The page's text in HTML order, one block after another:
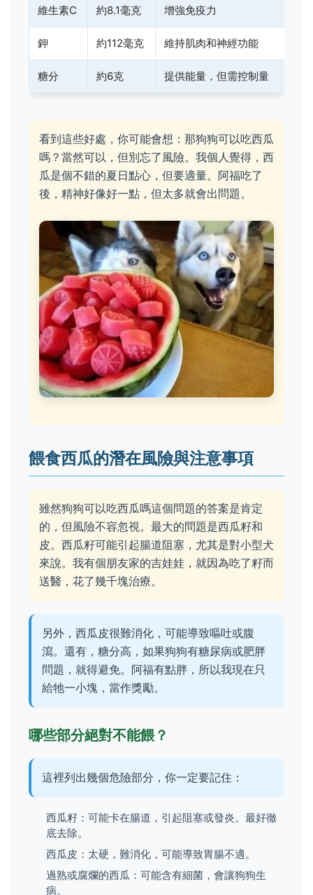
維生素C 約8.1毫克 增強免疫力
鉀 約112毫克 維持肌肉和神經功能
糖分 約6克 提供能量，但需控制量
看到這些好處，你可能會想：那狗狗可以吃西瓜
嗎？當然可以，但別忘了風險。我個人覺得，西
瓜是個不錯的夏日點心，但要適量。阿福吃了
後，精神好像好一點，但太多就會出問題。
餵食西瓜的潛在風險與注意事項
雖然狗狗可以吃西瓜嗎這個問題的答案是肯定
的，但風險不容忽視。最大的問題是西瓜籽和
皮。西瓜籽可能引起腸道阻塞，尤其是對小型犬
來說。我有個朋友家的吉娃娃，就因為吃了籽而
送醫，花了幾千塊治療。
另外，西瓜皮很難消化，可能導致嘔吐或腹
瀉。還有，糖分高，如果狗狗有糖尿病或肥胖
問題，就得避免。阿福有點胖，所以我現在只
給牠一小塊，當作獎勵。
哪些部分絕對不能餵？
這裡列出幾個危險部分，你一定要記住：
西瓜籽：可能卡在腸道，引起阻塞或發炎。最好徹
底去除。
西瓜皮：太硬，難消化，可能導致胃腸不適。
過熟或腐爛的西瓜：可能含有細菌，會讓狗狗生
病。